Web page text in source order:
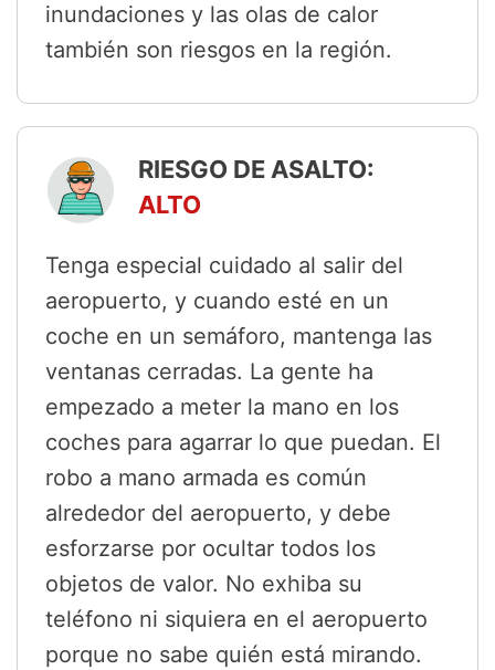
inundaciones y las olas de calor
también son riesgos en la región.
RIESGO DE ASALTO:
ALTO
Tenga especial cuidado al salir del
aeropuerto, y cuando esté en un
coche en un semáforo, mantenga las
ventanas cerradas. La gente ha
empezado a meter la mano en los
coches para agarrar lo que puedan. El
robo a mano armada es común
alrededor del aeropuerto, y debe
esforzarse por ocultar todos los
objetos de valor. No exhiba su
teléfono ni siquiera en el aeropuerto
porque no sabe quién está mirando.